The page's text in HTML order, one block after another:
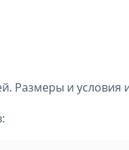
Размеры и условия